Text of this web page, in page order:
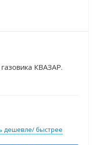
КВАЗАР.
дешевле/ быстрее